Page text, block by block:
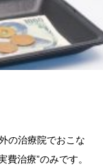
の治療院でおこな
費治療”のみです。